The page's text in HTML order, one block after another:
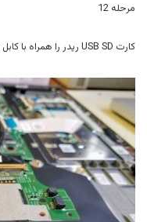
مرحله 12
کارت USB SD ریدر را همراه با کابل متصل به آن از روی بورد بردارید.